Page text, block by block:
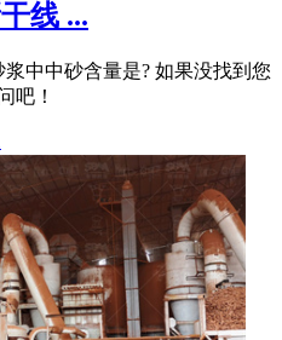
线 ...
中中砂含量是? 如果没找到您
吧！